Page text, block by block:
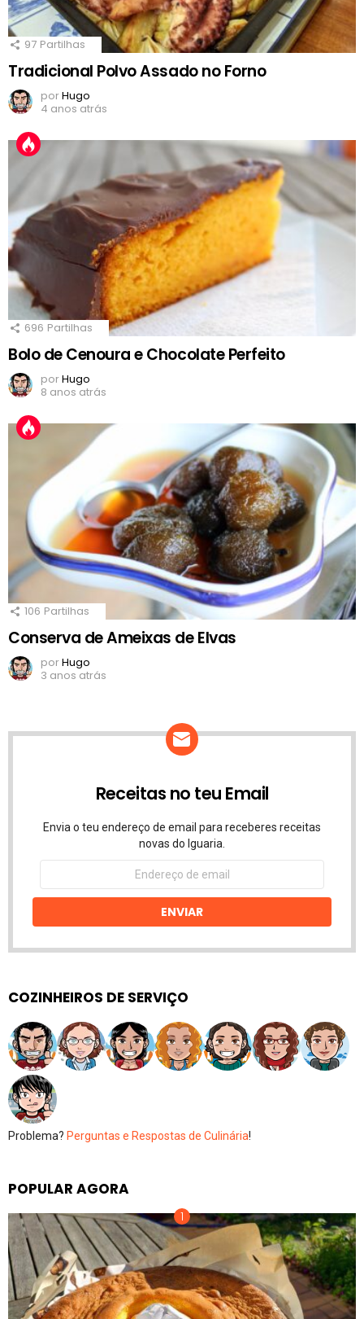
97 Partilhas
Tradicional Polvo Assado no Forno
porHugo
4 anos atrás
696 Partilhas
Bolo de Cenoura e Chocolate Perfeito
porHugo
8 anos atrás
106 Partilhas
Conserva de Ameixas de Elvas
porHugo
3 anos atrás
Receitas no teu Email
Envia o teu endereço de email para receberes receitas
novas do Iguaria.
Endereço
email
ENVIAR
COZINHEIROS DE SERVIÇO
Problema? Perguntas e Respostas de Culinária!
POPULAR AGORA